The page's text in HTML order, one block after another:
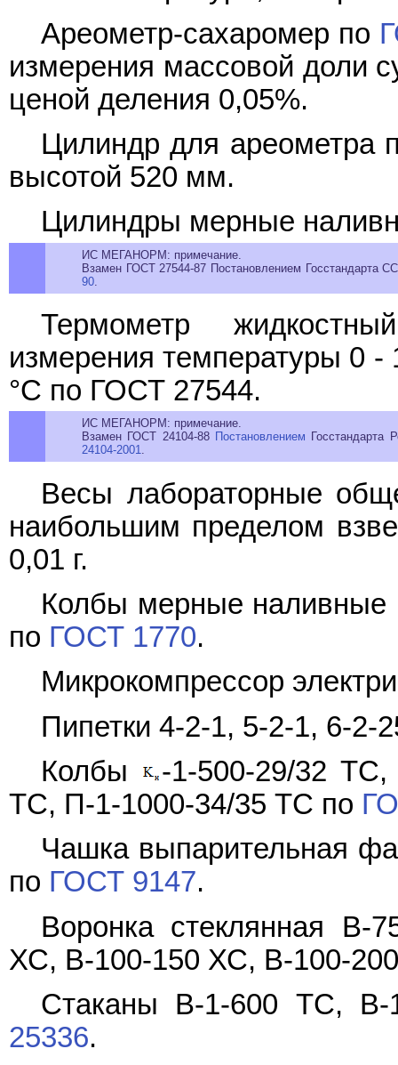
Ареометр-сахаромер по
измерения массовой доли
ценой деления 0,05%.
Цилиндр для ареометра
высотой 520 мм.
Цилиндры мерные
ИС МЕГАНОРМ: примечание.
Взамен ГОСТ 27544-87 Постановлением Госстандарта
90
Термометр
измерения температуры 0
°C по ГОСТ 27544.
ИС МЕГАНОРМ: примечание.
Взамен ГОСТ 24104-88 Постановлением Госстандарта
24104-2001.
Весы лабораторные
наибольшим пределом
0,01 г.
Колбы мерные наливные
по ГОСТ 1770.
Микрокомпрессор
Пипетки 4-2-1, 5-2-1, 6-2-
Колбы
-1-500-29/32
ТС, П-1-1000-34/35 ТС по
Чашка выпарительная
по ГОСТ 9147.
Воронка стеклянная
ХС, В-100-150 ХС, В-100-
Стаканы В-1-600 ТС,
25336.